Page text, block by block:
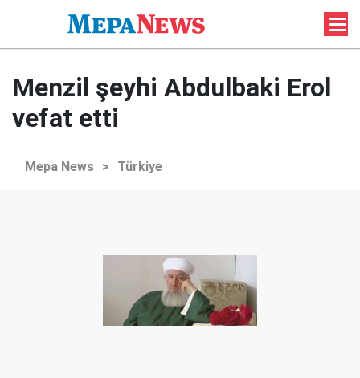
Menzil şeyhi Abdulbaki Erol
vefat etti
Mepa News > Türkiye